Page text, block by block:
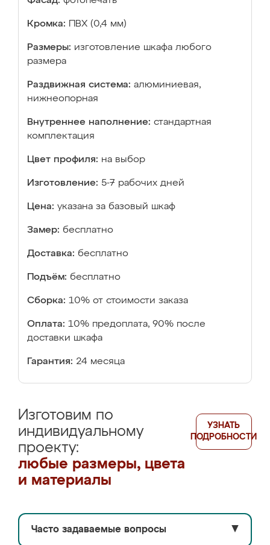
Кромка: ПВХ (0,4 мм)
Размеры: изготовление шкафа любого
размера
Раздвижная система: алюминиевая,
нижнеопорная
Внутреннее наполнение: стандартная
комплектация
Цвет профиля: на выбор
Изготовление: 5-7 рабочих дней
Цена: указана за базовый шкаф
Замер: бесплатно
Доставка: бесплатно
Подъём: бесплатно
Сборка: 10% от стоимости заказа
Оплата: 10% предоплата, 90% после
доставки шкафа
Гарантия: 24 месяца
Изготовим по
индивидуальному
проекту:
любые размеры, цвета
и материалы
УЗНАТЬ
ПОДРОБНОСТИ
Часто задаваемые вопросы ▼